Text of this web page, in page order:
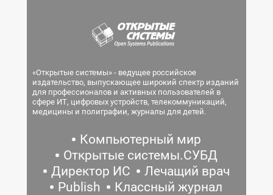
«Открытые системы» - ведущее российское
издательство, выпускающее широкий спектр изданий
для профессионалов и активных пользователей в
сфере ИТ, цифровых устройств, телекоммуникаций,
медицины и полиграфии, журналы для детей.
Компьютерный мир
Открытые системы.СУБД
Директор ИС
Лечащий врач
Publish
Классный журнал